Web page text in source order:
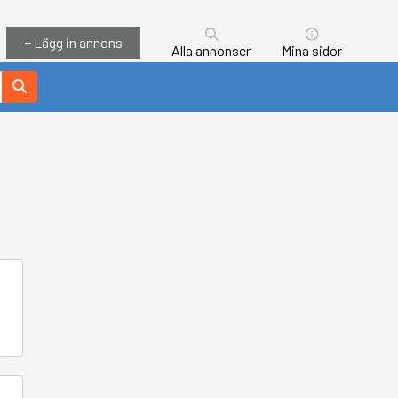
+ Lägg in annons Alla annonser Mina sidor